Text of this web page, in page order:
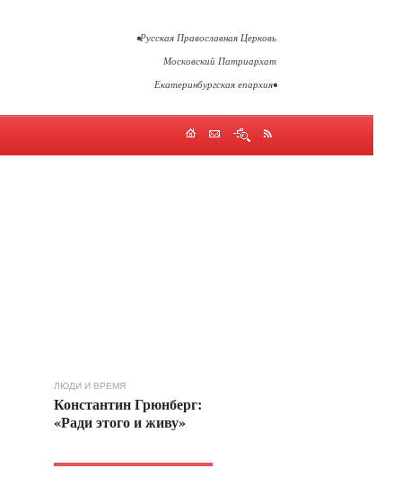
•Русская Православная Церковь
Московский Патриархат
Екатеринбургская епархия•
ЛЮДИ И ВРЕМЯ
Константин Грюнберг:
«Ради этого и живу»